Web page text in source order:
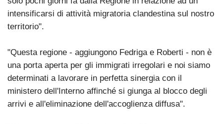
intensificarsi di attività migratoria clandestina sul nostro
territorio".
"Questa regione - aggiungono Fedriga e Roberti - non è
una porta aperta per gli immigrati irregolari e noi siamo
determinati a lavorare in perfetta sinergia con il
ministero dell'Interno affinché si giunga al blocco degli
arrivi e all'eliminazione dell'accoglienza diffusa".